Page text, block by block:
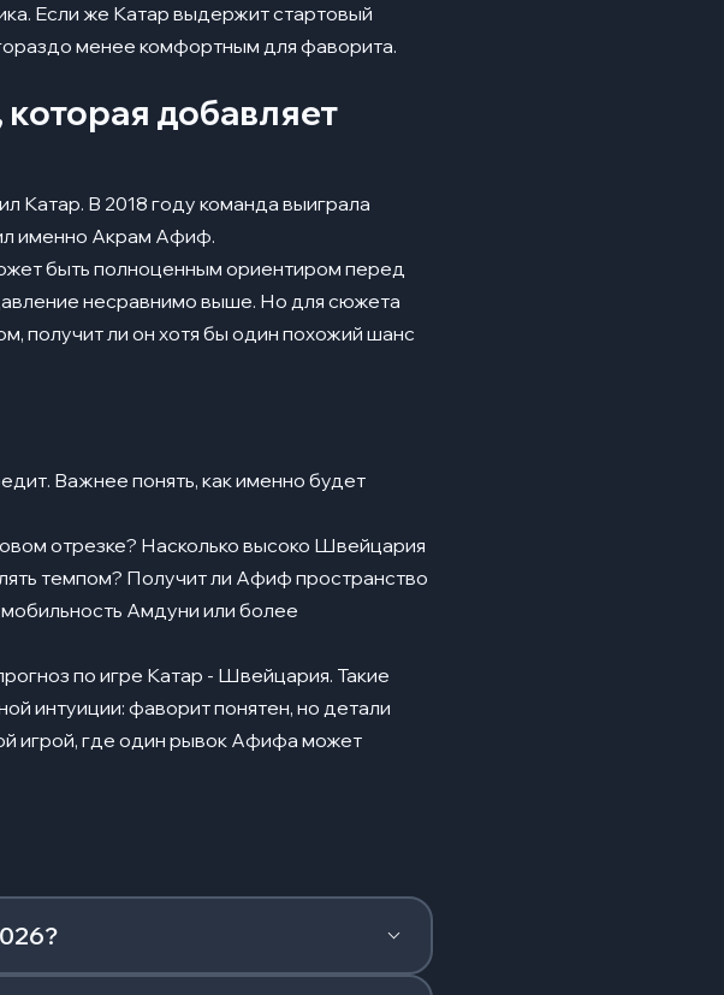
Если же Катар выдержит стартовый
менее комфортным для фаворита.
добавляет
Катар. В 2018 году команда выиграла
именно Акрам Афиф.
быть полноценным ориентиром перед
несравнимо выше. Но для сюжета
получит ли он хотя бы один похожий шанс
Важнее понять, как именно будет
отрезке? Насколько высоко Швейцария
темпом? Получит ли Афиф пространство
Амдуни или более
по игре Катар - Швейцария. Такие
интуиции: фаворит понятен, но детали
игрой, где один рывок Афифа может